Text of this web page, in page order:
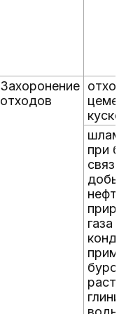
Захоронение
отходов
при
газа